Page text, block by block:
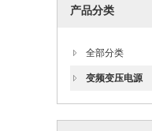
产品分类
全部分类
变频变压电源